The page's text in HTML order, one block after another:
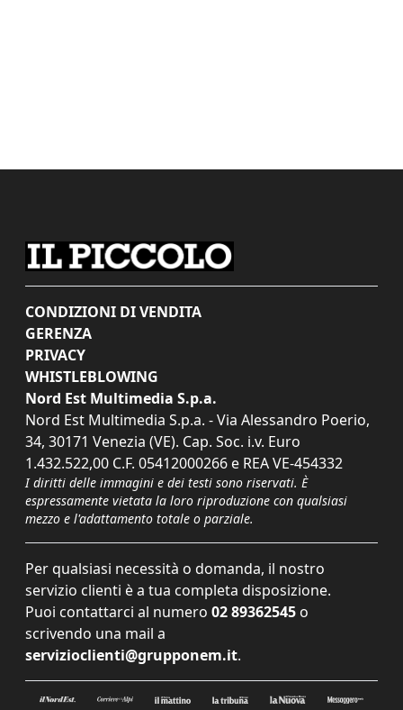
CONDIZIONI DI VENDITA
GERENZA
PRIVACY
WHISTLEBLOWING
Nord Est Multimedia S.p.a.
Nord Est Multimedia S.p.a. - Via Alessandro Poerio,
34, 30171 Venezia (VE). Cap. Soc. i.v. Euro
1.432.522,00 C.F. 05412000266 e REA VE-454332
I diritti delle immagini e dei testi sono riservati. È
espressamente vietata la loro riproduzione con qualsiasi
mezzo e l'adattamento totale o parziale.
Per qualsiasi necessità o domanda, il nostro
servizio clienti è a tua completa disposizione.
Puoi contattarci al numero 02 89362545 o
scrivendo una mail a
servizioclienti@grupponem.it.